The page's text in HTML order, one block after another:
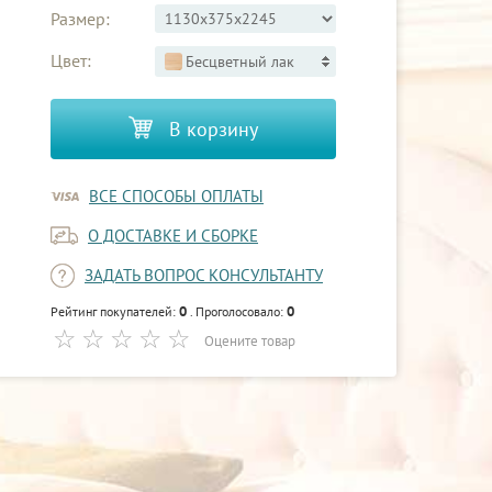
Размер:
Цвет:
Бесцветный лак
В корзину
ВСЕ СПОСОБЫ ОПЛАТЫ
О ДОСТАВКЕ И СБОРКЕ
ЗАДАТЬ ВОПРОС КОНСУЛЬТАНТУ
Рейтинг покупателей: 0 . Проголосовало: 0
Оцените товар